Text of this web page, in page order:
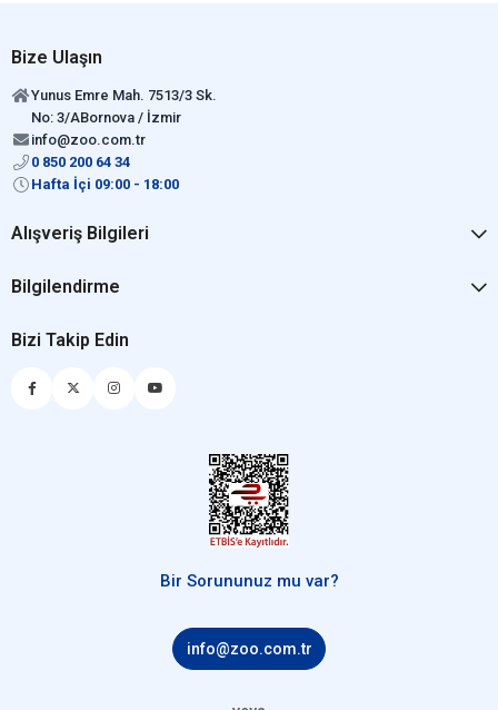
Bize Ulaşın
Yunus Emre Mah. 7513/3 Sk.
No: 3/ABornova / İzmir
info@zoo.com.tr
0 850 200 64 34
Hafta İçi 09:00 - 18:00
Alışveriş Bilgileri
Bilgilendirme
Bizi Takip Edin
Bir Sorununuz mu var?
info@zoo.com.tr